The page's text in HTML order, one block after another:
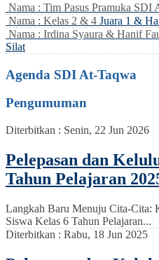
Nama : Tim Pasus Pramuka SDI
Nama : Kelas 2 & 4 Juara 1 &
Nama : Irdina Syaura & Hanif
Silat
Agenda SDI At-Taqwa
Pengumuman
Diterbitkan : Senin, 22 Jun 2026
Pelepasan dan
Tahun Pelajaran
Langkah Baru Menuju Cita-Cita:
Siswa Kelas 6 Tahun Pelajaran...
Diterbitkan : Rabu, 18 Jun 2025